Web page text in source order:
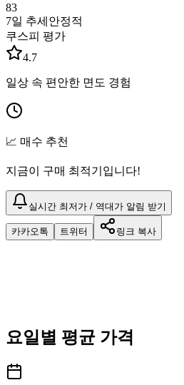
83
7일 추세 안정적
쿠스피 평가
4.7
일상 속 편안한 면도 경험
📈 매수 추천
지금이 구매 최적기입니다!
실시간 최저가 / 역대가 알림 받기
카카오톡 트위터 링크 복사
요일별 평균 가격